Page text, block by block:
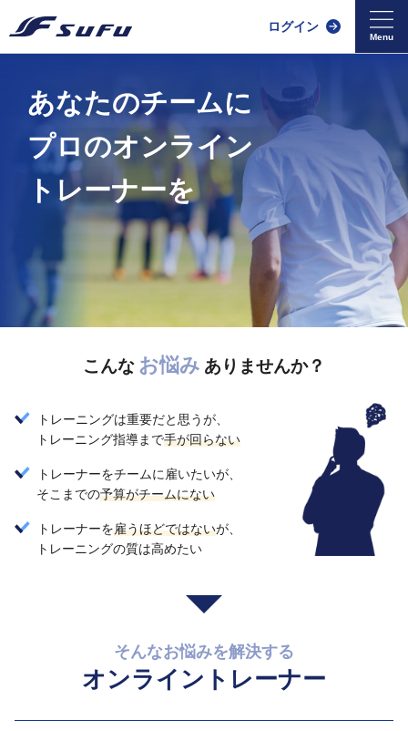
ログイン
あなたのチームに
プロのオンライン
トレーナーを
こんな お悩み ありませんか？
トレーニングは重要だと思うが、
トレーニング指導まで手が回らない
トレーナーをチームに雇いたいが、
そこまでの予算がチームにない
トレーナーを雇うほどではないが、
トレーニングの質は高めたい
そんなお悩みを解決する
オンライントレーナー